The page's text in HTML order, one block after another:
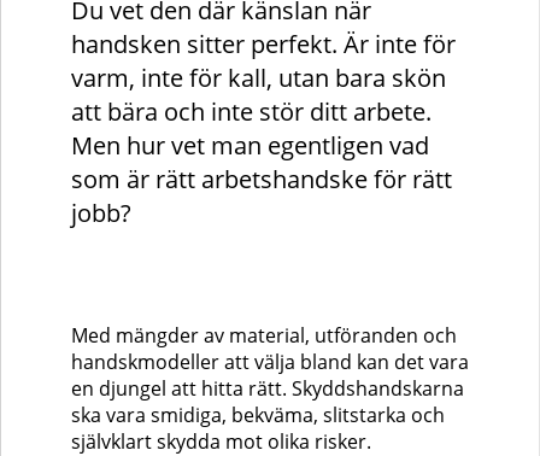
Du vet den där känslan när
handsken sitter perfekt. Är inte för
varm, inte för kall, utan bara skön
att bära och inte stör ditt arbete.
Men hur vet man egentligen vad
som är rätt arbetshandske för rätt
jobb?
Med mängder av material, utföranden och
handskmodeller att välja bland kan det vara
en djungel att hitta rätt. Skyddshandskarna
ska vara smidiga, bekväma, slitstarka och
självklart skydda mot olika risker.